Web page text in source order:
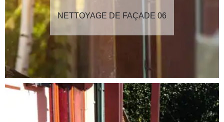
NETTOYAGE DE FAÇADE 06